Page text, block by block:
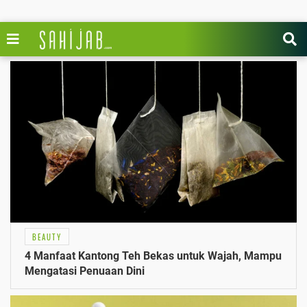
BEAUTY
4 Manfaat Kantong Teh Bekas untuk Wajah, Mampu
Mengatasi Penuaan Dini